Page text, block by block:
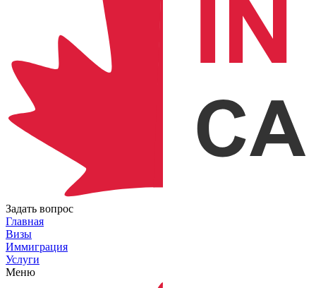
Задать вопрос
Главная
Визы
Иммиграция
Услуги
Меню